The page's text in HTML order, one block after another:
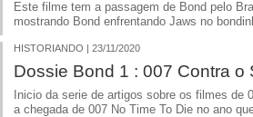
Este filme tem a passagem de Bond pelo
mostrando Bond enfrentando Jaws no
HISTORIANDO | 23/11/2020
Dossie Bond 1 : 007 Contra o
Inicio da serie de artigos sobre os filmes de
a chegada de 007 No Time To Die no ano